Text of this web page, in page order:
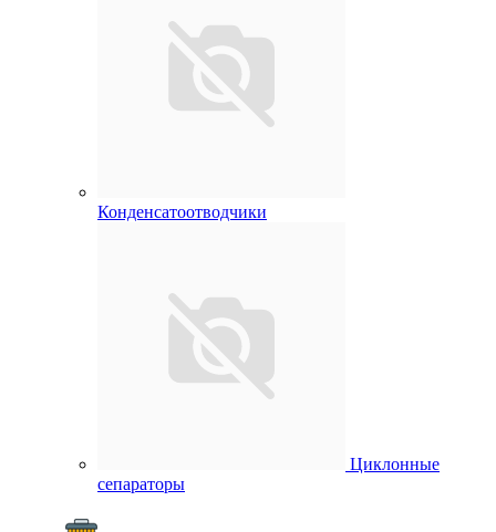
Конденсатоотводчики
Циклонные
сепараторы